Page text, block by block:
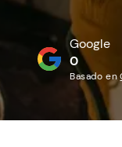
Google
0
Basado en